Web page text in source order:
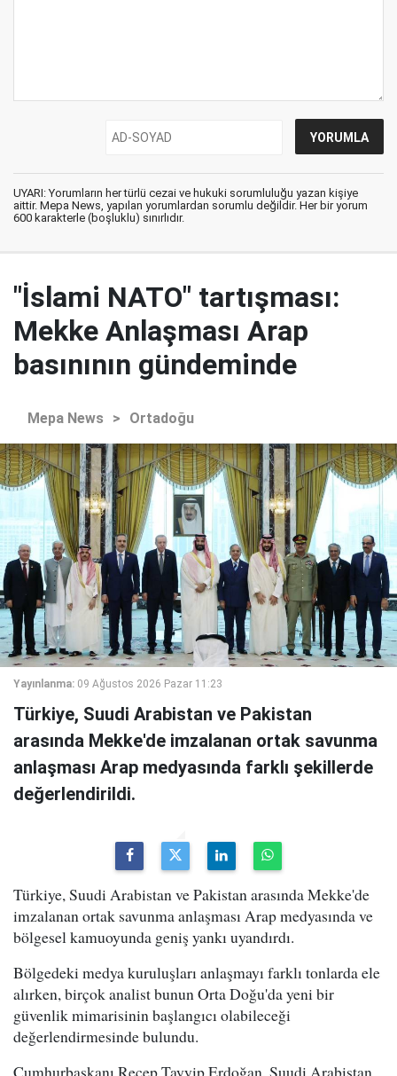
UYARI: Yorumların her türlü cezai ve hukuki sorumluluğu yazan kişiye
aittir. Mepa News, yapılan yorumlardan sorumlu değildir. Her bir yorum
600 karakterle (boşluklu) sınırlıdır.
"İslami NATO" tartışması:
Mekke Anlaşması Arap
basınının gündeminde
Mepa News > Ortadoğu
Yayınlanma: 09 Ağustos 2026 Pazar 11:23
Türkiye, Suudi Arabistan ve Pakistan
arasında Mekke'de imzalanan ortak savunma
anlaşması Arap medyasında farklı şekillerde
değerlendirildi.
Türkiye, Suudi Arabistan ve Pakistan arasında Mekke'de
imzalanan ortak savunma anlaşması Arap medyasında ve
bölgesel kamuoyunda geniş yankı uyandırdı.
Bölgedeki medya kuruluşları anlaşmayı farklı tonlarda ele
alırken, birçok analist bunun Orta Doğu'da yeni bir
güvenlik mimarisinin başlangıcı olabileceği
değerlendirmesinde bulundu.
Cumhurbaşkanı Recep Tayyip Erdoğan, Suudi Arabistan